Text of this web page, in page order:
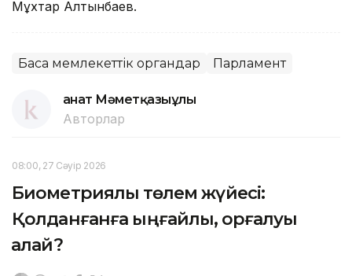
Мұхтар Алтынбаев.
Басқа мемлекеттік органдар Парламент
Қанат Мәметқазыұлы
Авторлар
08:00, 27 Сәуір 2026
Биометриялық төлем жүйесі:
Қолданғанға ыңғайлы, қорғалуы
қалай?